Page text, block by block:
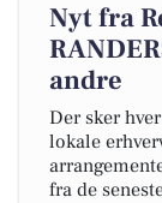
Nyt fra
andre
Der sker
lokale
fra de